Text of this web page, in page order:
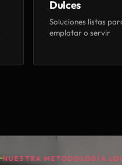
Dulces
Soluciones listas
emplatar o servir
NUESTRA METODOLOGÍA